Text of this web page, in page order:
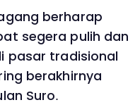
berharap
segera pulih dan
pasar tradisional
berakhirnya
Suro.